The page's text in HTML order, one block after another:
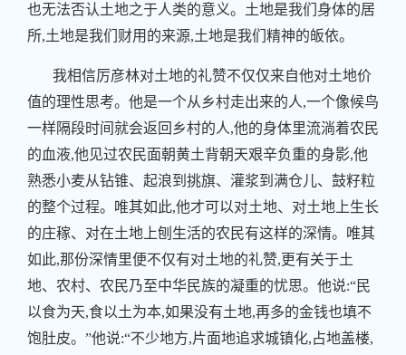
也无法否认土地之于人类的意义。土地是我们身体的居
所,土地是我们财用的来源,土地是我们精神的皈依。
我相信厉彦林对土地的礼赞不仅仅来自他对土地价
值的理性思考。他是一个从乡村走出来的人,一个像候鸟
一样隔段时间就会返回乡村的人,他的身体里流淌着农民
的血液,他见过农民面朝黄土背朝天艰辛负重的身影,他
熟悉小麦从钻锥、起浪到挑旗、灌浆到满仓儿、鼓籽粒
的整个过程。唯其如此,他才可以对土地、对土地上生长
的庄稼、对在土地上刨生活的农民有这样的深情。唯其
如此,那份深情里便不仅有对土地的礼赞,更有关于土
地、农村、农民乃至中华民族的凝重的忧思。他说:“民
以食为天,食以土为本,如果没有土地,再多的金钱也填不
饱肚皮。”他说:“不少地方,片面地追求城镇化,占地盖楼,